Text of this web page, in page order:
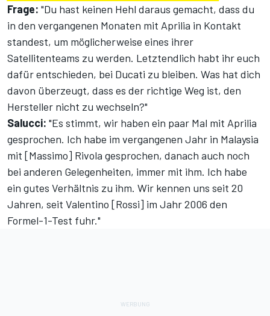
Frage: "Du hast keinen Hehl daraus gemacht, dass du
in den vergangenen Monaten mit Aprilia in Kontakt
standest, um möglicherweise eines ihrer
Satellitenteams zu werden. Letztendlich habt ihr euch
dafür entschieden, bei Ducati zu bleiben. Was hat dich
davon überzeugt, dass es der richtige Weg ist, den
Hersteller nicht zu wechseln?"
Salucci: "Es stimmt, wir haben ein paar Mal mit Aprilia
gesprochen. Ich habe im vergangenen Jahr in Malaysia
mit [Massimo] Rivola gesprochen, danach auch noch
bei anderen Gelegenheiten, immer mit ihm. Ich habe
ein gutes Verhältnis zu ihm. Wir kennen uns seit 20
Jahren, seit Valentino [Rossi] im Jahr 2006 den
Formel-1-Test fuhr."